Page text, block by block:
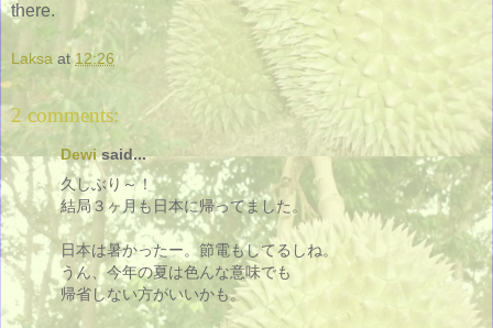
there.
Laksa at12:26
2 comments:
Dewisaid...
久しぶり～！
結局３ヶ月も日本に帰ってました。
日本は暑かったー。節電もしてるしね。
うん、今年の夏は色んな意味でも
帰省しない方がいいかも。